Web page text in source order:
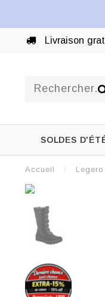
Livraison
SOLDES
Accueil /